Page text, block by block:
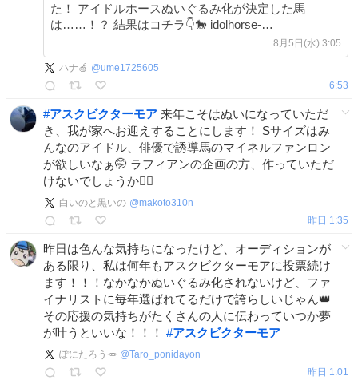
た！ アイドルホースぬいぐるみ化が決定した馬
は……！？ 結果はコチラ👇🐎 idolhorse-
8月5日(水) 3:05
ハナ🍏 @ume1725605
6:53
#アスクビクターモア 来年こそはぬいになっていただ
き、我が家へお迎えすることにします！ Sサイズはみ
んなのアイドル、俳優で誘導馬のマイネルファンロン
が欲しいなぁ🤭 ラフィアンの企画の方、作っていただ
けないでしょうか🙇‍♀️
白いのと黒いの @makoto310n
昨日 1:35
昨日は色んな気持ちになったけど、オーディションが
ある限り、私は何年もアスクビクターモアに投票続け
ます！！！なかなかぬいぐるみ化されないけど、ファ
イナリストに毎年選ばれてるだけで誇らしいじゃん👑
その応援の気持ちがたくさんの人に伝わっていつか夢
が叶うといいな！！！ #アスクビクターモア
ぽにたろう🥕 @Taro_ponidayon
昨日 1:01